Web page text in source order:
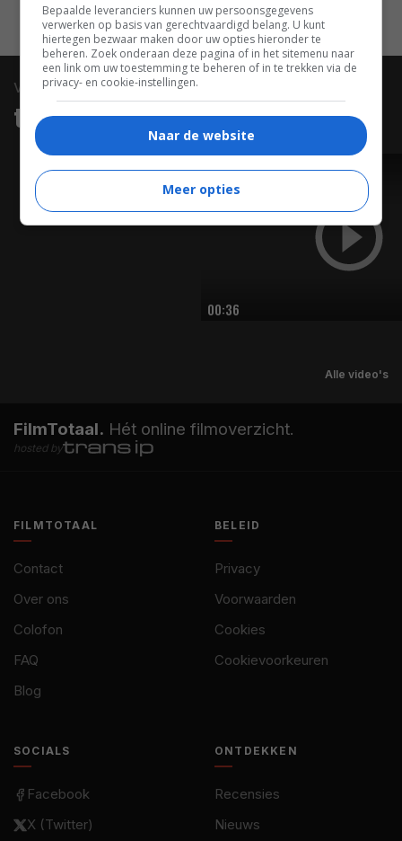
video
trailers & clips
00:36
Alle video's
FilmTotaal. Hét online filmoverzicht.
hosted by
FILMTOTAAL
Contact
Over ons
Colofon
FAQ
Blog
BELEID
Privacy
Voorwaarden
Cookies
Cookievoorkeuren
SOCIALS
Facebook
X (Twitter)
ONTDEKKEN
Recensies
Nieuws
Bepaalde leveranciers kunnen uw persoonsgegevens
verwerken op basis van gerechtvaardigd belang. U kunt
hiertegen bezwaar maken door uw opties hieronder te
beheren. Zoek onderaan deze pagina of in het sitemenu naar
een link om uw toestemming te beheren of in te trekken via de
privacy- en cookie-instellingen.
Naar de website
Meer opties